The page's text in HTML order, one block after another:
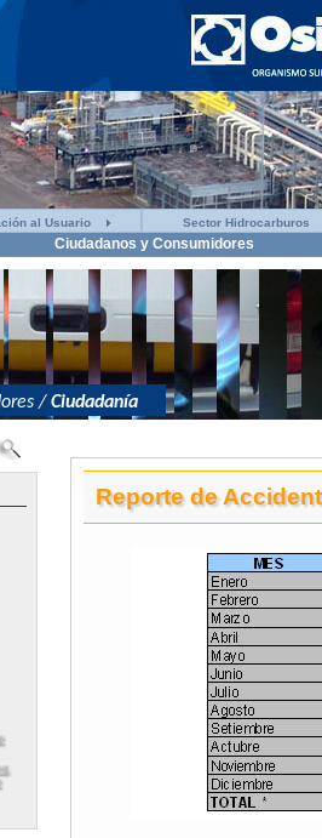
al Usuario Sector Hidrocarburos
Ciudadanos y Consumidores